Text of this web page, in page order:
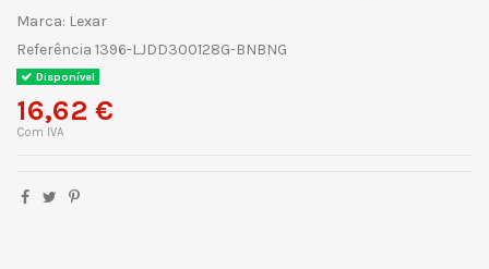
Marca: Lexar
Referência 1396-LJDD300128G-BNBNG
Disponível
16,62 €
Com IVA